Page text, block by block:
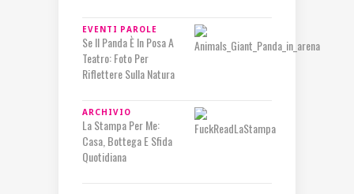
EVENTI PAROLE
Se Il Panda È In Posa A
Teatro: Foto Per
Riflettere Sulla Natura
ARCHIVIO
La Stampa Per Me:
Casa, Bottega E Sfida
Quotidiana